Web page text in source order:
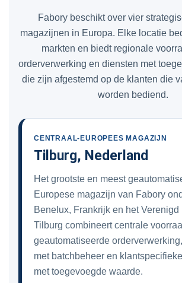
Fabory beschikt over vier
magazijnen in Europa. Elke locatie
markten en biedt regionale
orderverwerking en diensten met
die zijn afgestemd op de klanten die
worden bediend.
CENTRAAL-EUROPEES MAGAZIJN
Tilburg, Nederland
Het grootste en meest
Europese magazijn van Fabory
Benelux, Frankrijk en het Verenigd
Tilburg combineert centrale
geautomatiseerde
met batchbeheer en
met toegevoegde waarde.